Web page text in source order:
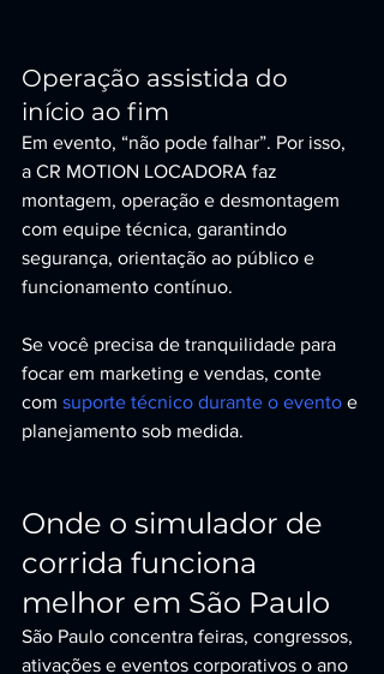
Operação assistida do
início ao fim
Em evento, “não pode falhar”. Por isso,
a CR MOTION LOCADORA faz
montagem, operação e desmontagem
com equipe técnica, garantindo
segurança, orientação ao público e
funcionamento contínuo.
Se você precisa de tranquilidade para
focar em marketing e vendas, conte
com suporte técnico durante o evento e
planejamento sob medida.
Onde o simulador de
corrida funciona
melhor em São Paulo
São Paulo concentra feiras, congressos,
ativações e eventos corporativos o ano